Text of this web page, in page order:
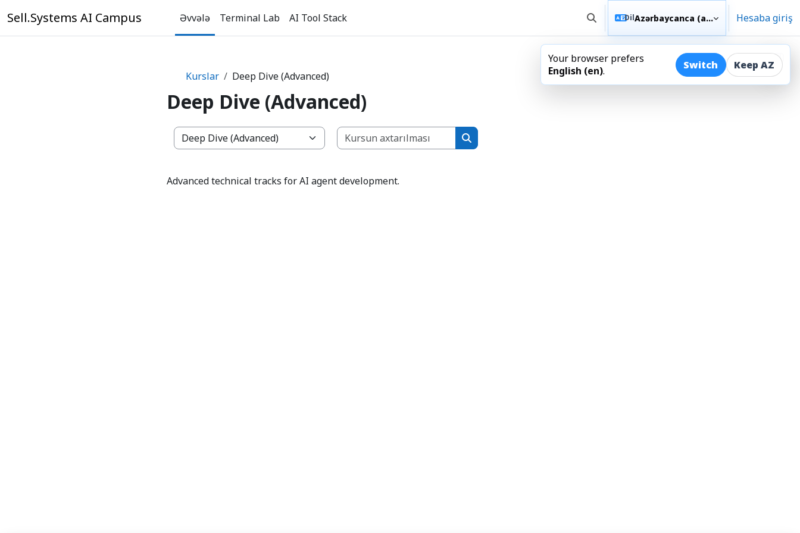
Sell.Systems AI Campus Əvvələ Terminal Lab AI Tool Stack Axtarış girişini dəyişdir
Dil Azərbaycanca ‎(az)‎ Hesaba giriş
Kurslar
Deep Dive (Advanced)
Deep Dive (Advanced)
Kurs kateqoriyaları
Kursun axtarılması
Kursun axtarılması
Advanced technical tracks for AI agent development.
Your browser prefers
English ‎(en)‎. Switch Keep AZ